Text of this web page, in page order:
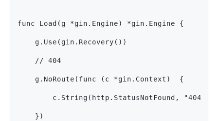
func Load(g *gin.Engine) *gin.Engine {
    g.Use(gin.Recovery())
    // 404
    g.NoRoute(func (c *gin.Context)  {
c.String(http.StatusNotFound, "404
    })